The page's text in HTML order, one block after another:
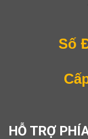
Số
HỖ TRỢ